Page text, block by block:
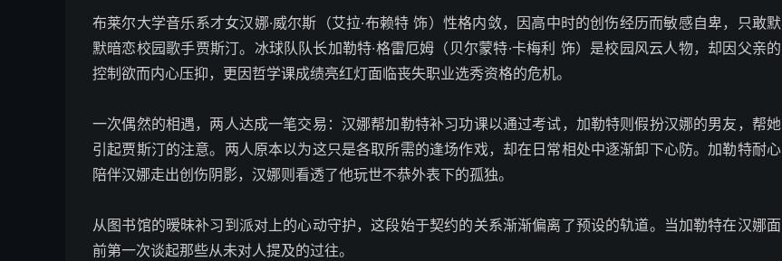
布莱尔大学音乐系才女汉娜·威尔斯（艾拉·布赖特 饰）性格内敛，因高中时的创伤经历而敏感自卑，只敢默
默暗恋校园歌手贾斯汀。冰球队队长加勒特·格雷厄姆（贝尔蒙特·卡梅利 饰）是校园风云人物，却因父亲的
控制欲而内心压抑，更因哲学课成绩亮红灯面临丧失职业选秀资格的危机。
一次偶然的相遇，两人达成一笔交易：汉娜帮加勒特补习功课以通过考试，加勒特则假扮汉娜的男友，帮她
引起贾斯汀的注意。两人原本以为这只是各取所需的逢场作戏，却在日常相处中逐渐卸下心防。加勒特耐心
陪伴汉娜走出创伤阴影，汉娜则看透了他玩世不恭外表下的孤独。
从图书馆的暧昧补习到派对上的心动守护，这段始于契约的关系渐渐偏离了预设的轨道。当加勒特在汉娜面
前第一次谈起那些从未对人提及的过往。